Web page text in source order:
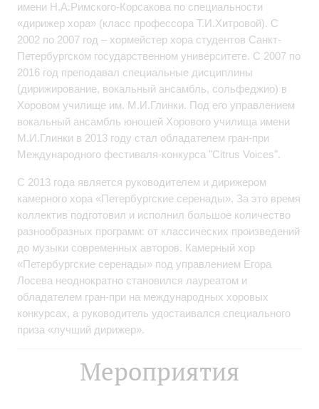
имени Н.А.Римского-Корсакова по специальности
«дирижер хора» (класс профессора Т.И.Хитровой). С
2002 по 2007 год – хормейстер хора студентов Санкт-
Петербургском государственном университете. С 2007 по
2016 год преподавал специальные дисциплины
(дирижирование, вокальный ансамбль, сольфеджио) в
Хоровом училище им. М.И.Глинки. Под его управлением
вокальный ансамбль юношей Хорового училища имени
М.И.Глинки в 2013 году стал обладателем гран-при
Международного фестиваля-конкурса "Citrus Voices".
С 2013 года является руководителем и дирижером
камерного хора «Петербургские серенады». За это время
коллектив подготовил и исполнил большое количество
разнообразных программ: от классических произведений
до музыки современных авторов. Камерный хор
«Петербургские серенады» под управлением Егора
Лосева неоднократно становился лауреатом и
обладателем гран-при на международных хоровых
конкурсах, а руководитель удостаивался специального
приза «лучший дирижер».
Мероприятия